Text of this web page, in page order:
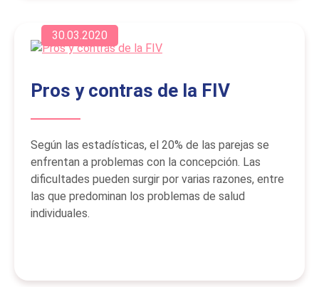
30.03.2020
Pros y contras de la FIV
Según las estadísticas, el 20% de las parejas se
enfrentan a problemas con la concepción. Las
dificultades pueden surgir por varias razones, entre
las que predominan los problemas de salud
individuales.